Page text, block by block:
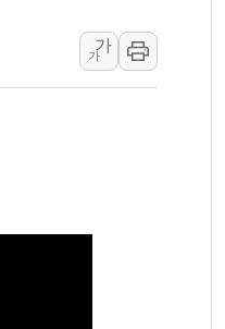
실종신고 80대 남성 논둑서 숨진 채
다 중국과 통신"...美보안기업,
] 네이버 AI탭, 올해 안으로 부동
주] 포스코퓨처엠, LFP 장기공급
랩스, 'BUILD CON SUMMIT
가
가